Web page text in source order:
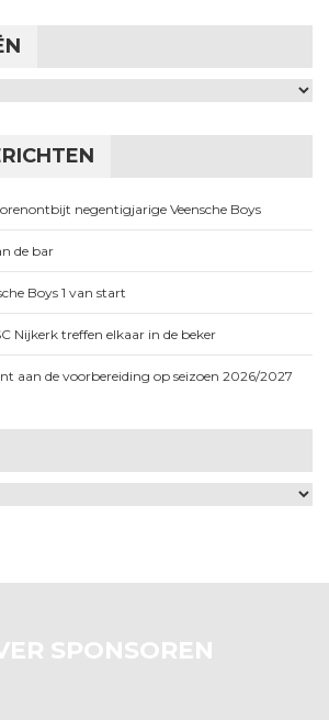
negentigjarige Veensche Boys
de bar
Boys 1 van start
Nijkerk treffen elkaar in de beker
aan de voorbereiding op seizoen 2026/2027
SPONSOREN